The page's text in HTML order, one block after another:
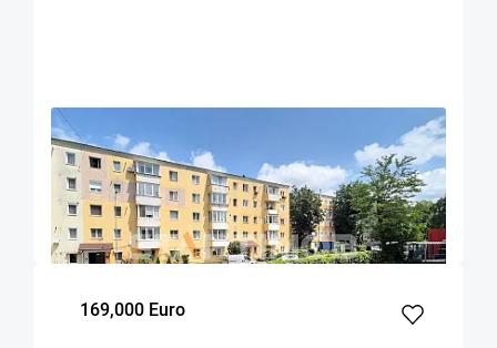
COMISION 0%
Apartament doua camere Sacele
Sacele
40.1
m²
1
dormitor
1
Etaj
169,000 Euro